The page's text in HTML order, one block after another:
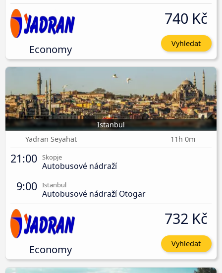
Economy
740 Kč
Vyhledat
Istanbul
Yadran Seyahat
11h 0m
21:00 Skopje
Autobusové nádraží
9:00 Istanbul
Autobusové nádraží Otogar
Economy
732 Kč
Vyhledat